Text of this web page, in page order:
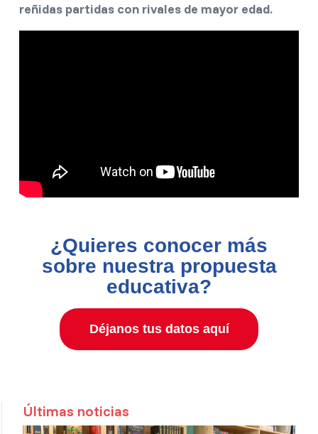
reñidas partidas con rivales de mayor edad.
¿Quieres conocer más
sobre nuestra propuesta
educativa?
Déjanos tus datos aquí
Últimas noticias